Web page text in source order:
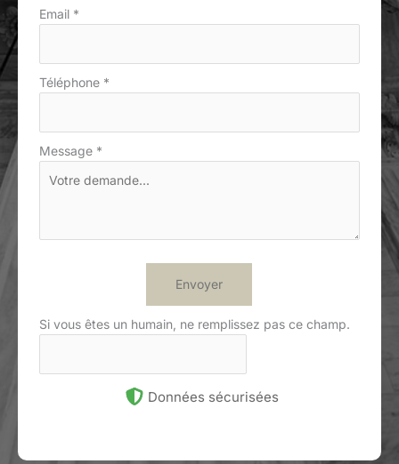
Email *
Téléphone *
Message *
Envoyer
Si vous êtes un humain, ne remplissez pas ce champ.
Données sécurisées